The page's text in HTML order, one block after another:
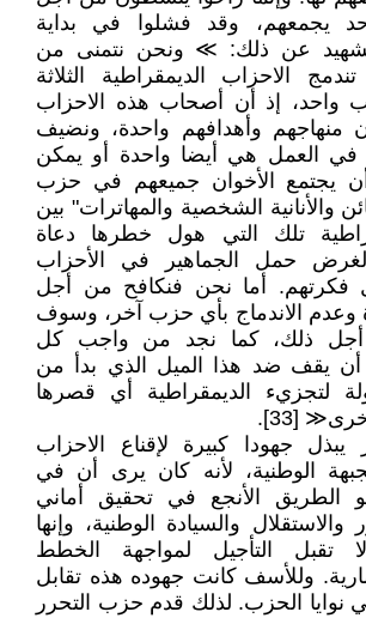
يجمعهم، وقد فشلوا في بداية
عن ذلك: ≫ ونحن نتمنى من
الاحزاب الديمقراطية الثلاثة
واحد، إذ أن أصحاب هذه الاحزاب
منهاجهم وأهدافهم واحدة، ونضيف
في العمل هي أيضا واحدة أو يمكن
يجتمع الأخوان جميعهم في حزب
والأنانية الشخصية والمهاترات" بين
تلك التي هول خطرها دعاة
حمل الجماهير في الأحزاب
فكرتهم. أما نحن فنكافح من أجل
وعدم الاندماج بأي حزب آخر، وسوف
أجل ذلك، كما نجد من واجب كل
يقف ضد هذا الميل الذي بدأ من
لتجزيء الديمقراطية أي قصرها
[33].
جهودا كبيرة لإقناع الاحزاب
الوطنية، لأنه كان يرى أن في
الطريق الأنجع في تحقيق أماني
والسيادة الوطنية، وإنها
تقبل التأجيل لمواجهة الخطط
وللأسف كانت جهوده هذه تقابل
نوايا الحزب. لذلك قدم حزب التحرر